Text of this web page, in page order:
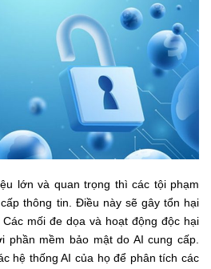
lớn và quan trọng thì các tội phạm
thông tin. Điều này sẽ gây tổn hại
mối đe dọa và hoạt động độc hại
phần mềm bảo mật do AI cung cấp.
hệ thống AI của họ để phân tích các